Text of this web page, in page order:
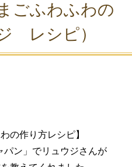
ごふわふわの
レシピ）
の作り方レシピ】
パン」でリュウジさんが